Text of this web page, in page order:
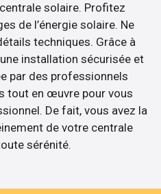
solaire. Profitez
de l’énergie solaire. Ne
techniques. Grâce à
installation sécurisée et
par des professionnels
tout en œuvre pour vous
De fait, vous avez la
de votre centrale
sérénité.